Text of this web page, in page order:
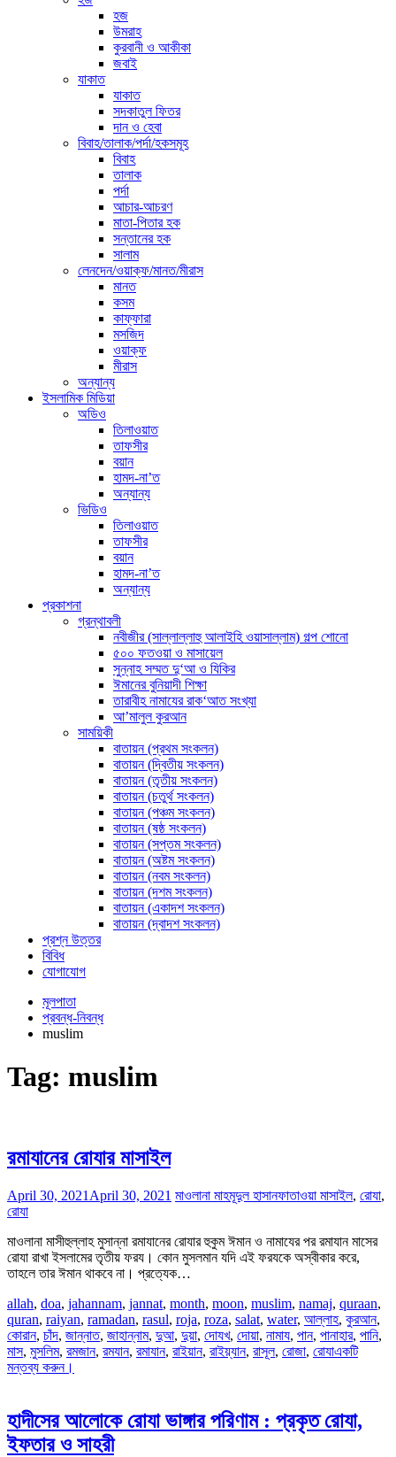
হজ
উমরাহ
কুরবানী ও আকীকা
জবাই
যাকাত
যাকাত
সদকাতুল ফিতর
দান ও হেবা
বিবাহ/তালাক/পর্দা/হকসমূহ
বিবাহ
তালাক
পর্দা
আচার-আচরণ
মাতা-পিতার হক
সন্তানের হক
সালাম
লেনদেন/ওয়াক্ফ/মানত/মীরাস
মানত
কসম
কাফ্ফারা
মসজিদ
ওয়াক্ফ
মীরাস
অন্যান্য
ইসলামিক মিডিয়া
অডিও
তিলাওয়াত
তাফসীর
বয়ান
হামদ-না’ত
অন্যান্য
ভিডিও
তিলাওয়াত
তাফসীর
বয়ান
হামদ-না’ত
অন্যান্য
প্রকাশনা
গ্রন্থাবলী
নবীজীর (সাল্লাল্লাহু আলাইহি ওয়াসাল্লাম) গল্প শোনো
৫০০ ফতওয়া ও মাসায়েল
সুন্নাহ সম্মত দু‘আ ও যিকির
ঈমানের বুনিয়াদী শিক্ষা
তারাবীহ নামাযের রাক‘আত সংখ্যা
আ’মালুল কুরআন
সাময়িকী
বাতায়ন (প্রথম সংকলন)
বাতায়ন (দ্বিতীয় সংকলন)
বাতায়ন (তৃতীয় সংকলন)
বাতায়ন (চতুর্থ সংকলন)
বাতায়ন (পঞ্চম সংকলন)
বাতায়ন (ষষ্ঠ সংকলন)
বাতায়ন (সপ্তম সংকলন)
বাতায়ন (অষ্টম সংকলন)
বাতায়ন (নবম সংকলন)
বাতায়ন (দশম সংকলন)
বাতায়ন (একাদশ সংকলন)
বাতায়ন (দ্বাদশ সংকলন)
প্রশ্ন উত্তর
বিবিধ
যোগাযোগ
মূলপাতা
প্রবন্ধ-নিবন্ধ
muslim
Tag: muslim
রমাযানের রোযার মাসাইল
April 30, 2021 April 30, 2021 মাওলানা মাহমূদুল হাসানফাতাওয়া মাসাইল, রোযা,
রোযা
মাওলানা মাসীহুল্লাহ মুসান্না রমাযানের রোযার হুকুম ঈমান ও নামাযের পর রমাযান মাসের
রোযা রাখা ইসলামের তৃতীয় ফরয। কোন মুসলমান যদি এই ফরযকে অস্বীকার করে,
তাহলে তার ঈমান থাকবে না। প্রত্যেক…
allah, doa, jahannam, jannat, month, moon, muslim, namaj, quraan,
quran, raiyan, ramadan, rasul, roja, roza, salat, water, আল্লাহ, কুরআন,
কোরান, চাঁদ, জান্নাত, জাহান্নাম, দুআ, দুয়া, দোযখ, দোয়া, নামায, পান, পানাহার, পানি,
মাস, মুসলিম, রমজান, রমযান, রমাযান, রাইয়ান, রাইয়্যান, রাসূল, রোজা, রোযাএকটি
মন্তব্য করুন।
হাদীসের আলোকে রোযা ভাঙ্গার পরিণাম : প্রকৃত রোযা,
ইফতার ও সাহরী